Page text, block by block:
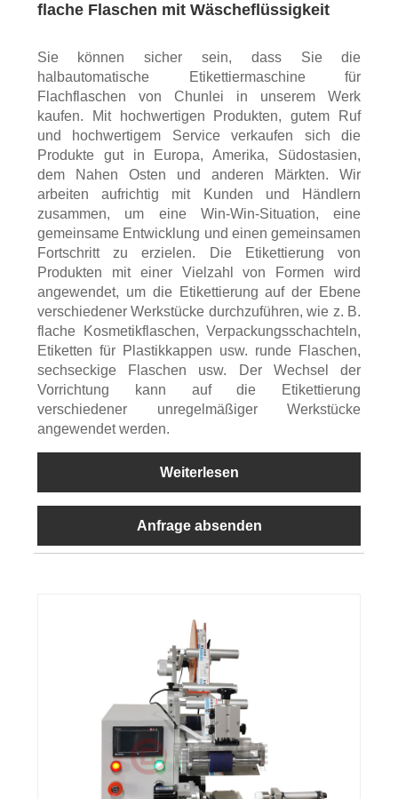
flache Flaschen mit Wäscheflüssigkeit
Sie können sicher sein, dass Sie die
halbautomatische Etikettiermaschine für
Flachflaschen von Chunlei in unserem Werk
kaufen. Mit hochwertigen Produkten, gutem Ruf
und hochwertigem Service verkaufen sich die
Produkte gut in Europa, Amerika, Südostasien,
dem Nahen Osten und anderen Märkten. Wir
arbeiten aufrichtig mit Kunden und Händlern
zusammen, um eine Win-Win-Situation, eine
gemeinsame Entwicklung und einen gemeinsamen
Fortschritt zu erzielen. Die Etikettierung von
Produkten mit einer Vielzahl von Formen wird
angewendet, um die Etikettierung auf der Ebene
verschiedener Werkstücke durchzuführen, wie z. B.
flache Kosmetikflaschen, Verpackungsschachteln,
Etiketten für Plastikkappen usw. runde Flaschen,
sechseckige Flaschen usw. Der Wechsel der
Vorrichtung kann auf die Etikettierung
verschiedener unregelmäßiger Werkstücke
angewendet werden.
Weiterlesen
Anfrage absenden